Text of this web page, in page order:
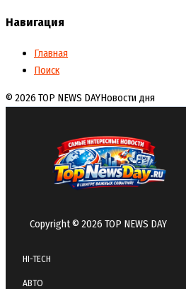
Навигация
Главная
Поиск
© 2026 TOP NEWS DAYНовости дня
Copyright © 2026 TOP NEWS DAY
HI-TECH
АВТО